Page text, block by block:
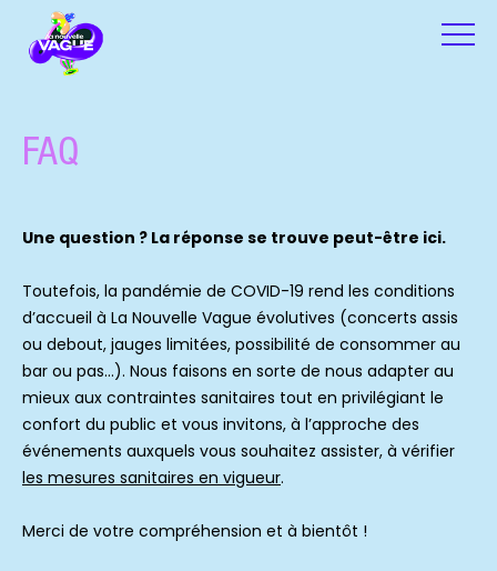
FAQ
Une question ? La réponse se trouve peut-être ici.
Toutefois, la pandémie de COVID-19 rend les conditions
d’accueil à La Nouvelle Vague évolutives (concerts assis
ou debout, jauges limitées, possibilité de consommer au
bar ou pas…). Nous faisons en sorte de nous adapter au
mieux aux contraintes sanitaires tout en privilégiant le
confort du public et vous invitons, à l’approche des
événements auxquels vous souhaitez assister, à vérifier
les mesures sanitaires en vigueur.
Merci de votre compréhension et à bientôt !